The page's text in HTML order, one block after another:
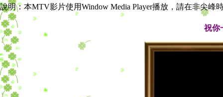
說明：本MTV影片使用Window Media Player播放，請在非尖峰
祝你